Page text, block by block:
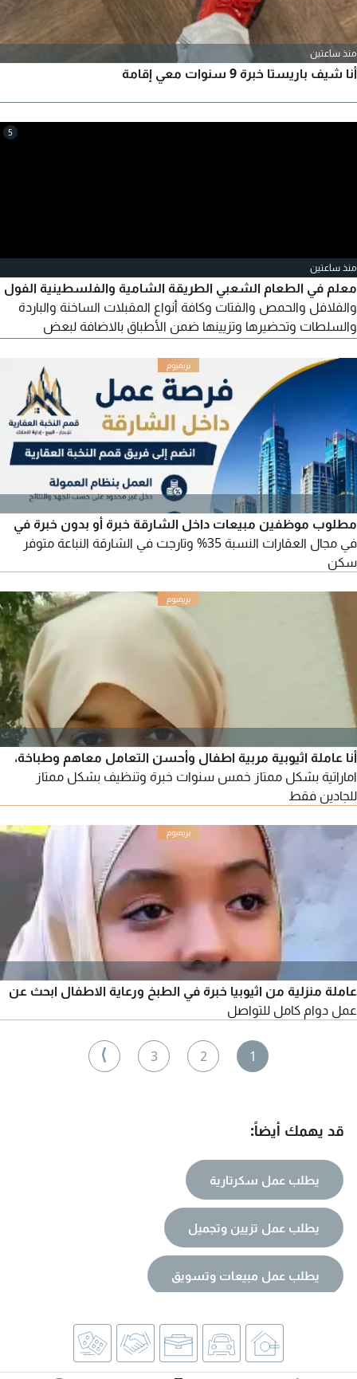
منذ ساعتين
أنا شيف باريستا خبرة 9 سنوات معي إقامة
5
منذ ساعتين
معلم في الطعام الشعبي الطريقة الشامية والفلسطينية الفول
والفلافل والحمص والفتات وكافة أنواع المقبلات الساخنة والباردة
والسلطات وتحضيرها وتزيينها ضمن الأطباق بالاضافة لبعض
للإعارة
مطلوب موظفين مبيعات داخل الشارقة خبرة أو بدون خبرة في
في مجال العقارات النسبة 35% وتارجت في الشارقة النباعة متوفر
سكن
أنا عاملة اثيوبية مربية اطفال وأحسن التعامل معاهم وطباخة،
اماراتية بشكل ممتاز خمس سنوات خبرة وتنظيف بشكل ممتاز
للجادين فقط
عاملة منزلية من اثيوبيا خبرة في الطبخ ورعاية الاطفال ابحث عن
عمل دوام كامل للتواصل
1
2
3
⟩
قد يهمك أيضاً:
يطلب عمل سكرتارية
يطلب عمل تزيين وتجميل
يطلب عمل مبيعات وتسويق
يطلب عمل سياحة وسفر
يطلب عمل متفرقات